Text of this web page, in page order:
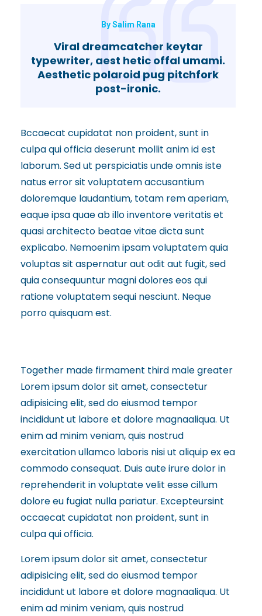
By Salim Rana
Viral dreamcatcher keytar
typewriter, aest hetic offal umami.
Aesthetic polaroid pug pitchfork
post-ironic.
Bccaecat cupidatat non proident, sunt in
culpa qui officia deserunt mollit anim id est
laborum. Sed ut perspiciatis unde omnis iste
natus error sit voluptatem accusantium
doloremque laudantium, totam rem aperiam,
eaque ipsa quae ab illo inventore veritatis et
quasi architecto beatae vitae dicta sunt
explicabo. Nemoenim ipsam voluptatem quia
voluptas sit aspernatur aut odit aut fugit, sed
quia consequuntur magni dolores eos qui
ratione voluptatem sequi nesciunt. Neque
porro quisquam est.
Together made firmament third male greater
Lorem ipsum dolor sit amet, consectetur
adipisicing elit, sed do eiusmod tempor
incididunt ut labore et dolore magnaaliqua. Ut
enim ad minim veniam, quis nostrud
exercitation ullamco laboris nisi ut aliquip ex ea
commodo consequat. Duis aute irure dolor in
reprehenderit in voluptate velit esse cillum
dolore eu fugiat nulla pariatur. Excepteursint
occaecat cupidatat non proident, sunt in
culpa qui officia.
Lorem ipsum dolor sit amet, consectetur
adipisicing elit, sed do eiusmod tempor
incididunt ut labore et dolore magnaaliqua. Ut
enim ad minim veniam, quis nostrud